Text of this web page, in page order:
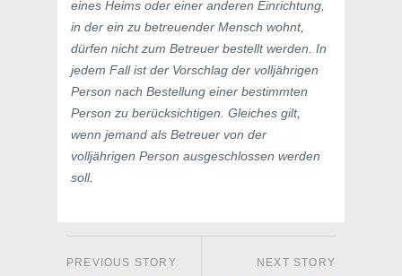
eines Heims oder einer anderen Einrichtung,
in der ein zu betreuender Mensch wohnt,
dürfen nicht zum Betreuer bestellt werden. In
jedem Fall ist der Vorschlag der volljährigen
Person nach Bestellung einer bestimmten
Person zu berücksichtigen. Gleiches gilt,
wenn jemand als Betreuer von der
volljährigen Person ausgeschlossen werden
soll.